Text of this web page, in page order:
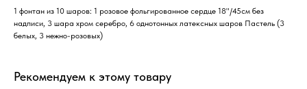
1 фонтан из 10 шаров: 1 розовое фольгированное сердце 18"/45см без
надписи, 3 шара хром серебро, 6 однотонных латексных шаров Пастель (3
белых, 3 нежно-розовых)
Рекомендуем к этому товару